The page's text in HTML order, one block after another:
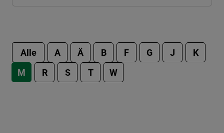
Alle A Ä B F G J
K
M
R S T W